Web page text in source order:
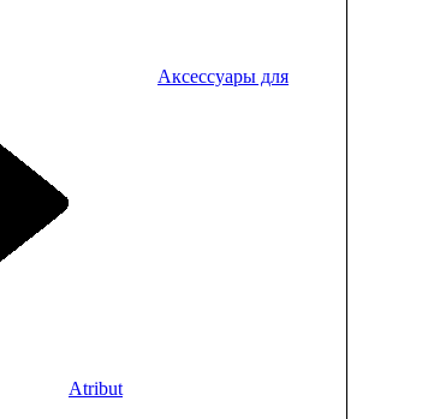
Аксессуары для
Atribut